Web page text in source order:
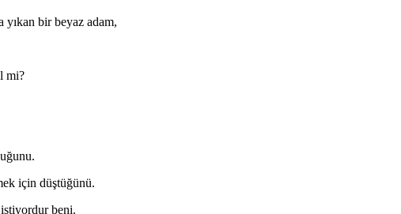
yıkan bir beyaz adam,
mi?
için düştüğünü.
istiyordur beni.